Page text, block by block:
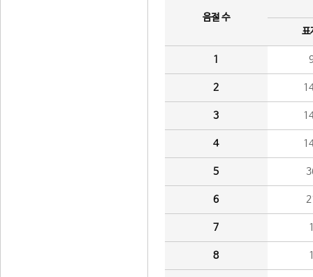
음절 수
표
1
2
3
4
5
6
7
8